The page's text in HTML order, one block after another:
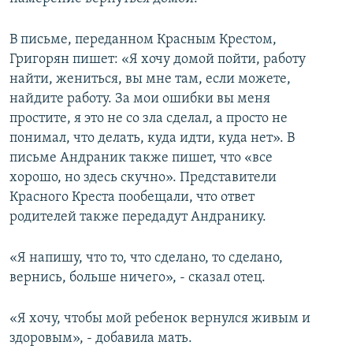
В письме, переданном Красным Крестом,
Григорян пишет: «Я хочу домой пойти, работу
найти, жениться, вы мне там, если можете,
найдите работу. За мои ошибки вы меня
простите, я это не со зла сделал, а просто не
понимал, что делать, куда идти, куда нет». В
письме Андраник также пишет, что «все
хорошо, но здесь скучно». Представители
Красного Креста пообещали, что ответ
родителей также передадут Андранику.
«Я напишу, что то, что сделано, то сделано,
вернись, больше ничего», - сказал отец.
«Я хочу, чтобы мой ребенок вернулся живым и
здоровым», - добавила мать.